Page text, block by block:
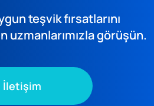
teşvik fırsatlarını
uzmanlarımızla görüşün.
İletişim